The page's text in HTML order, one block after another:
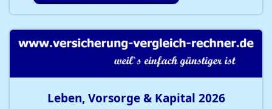
Leben, Vorsorge & Kapital 2026